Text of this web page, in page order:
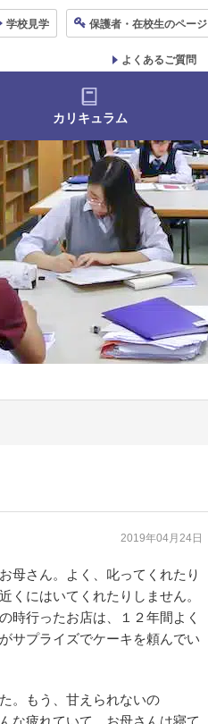
学校見学 保護者 ・在校生のページ
よくあるご質問
カリキュラム
2019年04月24日
母さん。よく、叱ってくれたり
くにはいてくれたりしません。
時行ったお店は、１２年間よく
サプライズでケーキを頼んでい
。もう、甘えられないの
な疲れていて、お母さんは寝て